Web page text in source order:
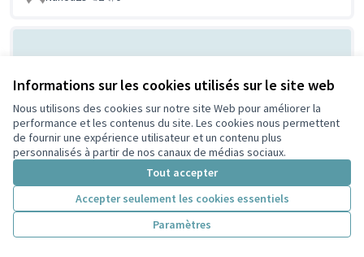
Informations sur les cookies utilisés sur le site web
Nous utilisons des cookies sur notre site Web pour améliorer la
performance et les contenus du site. Les cookies nous permettent
de fournir une expérience utilisateur et un contenu plus
personnalisés à partir de nos canaux de médias sociaux.
Tout accepter
Accepter seulement les cookies essentiels
Paramètres
Circuit urbain (marche,
parcours fléché)
Non retenue en
présélection citoyenne
Résidence Marx-Dormoy
2 0